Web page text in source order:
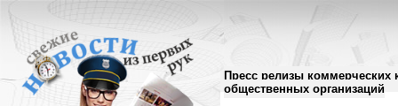
Пресс релизы коммерческих
общественных организаций
Пресс-релизы//